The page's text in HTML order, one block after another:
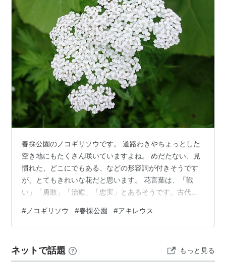
春採公園のノコギリソウです。 道路わきやちょっとした
空き地にもたくさん咲いていますよね。 めだたない、見
慣れた、どこにでもある、などの形容詞が付きそうです
が、とてもきれいな花だと思います。 花言葉は、「戦
い」「勇敢」「治癒」「忠実」とあるそうです。古代ギ
ているそうですよ。
# ノコギリソウ #春採公園 #アキレウス
ネットで話題 もっと見る